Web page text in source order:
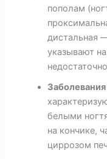
пополам
дистальная
указывают
белыми
на кончике,
циррозом